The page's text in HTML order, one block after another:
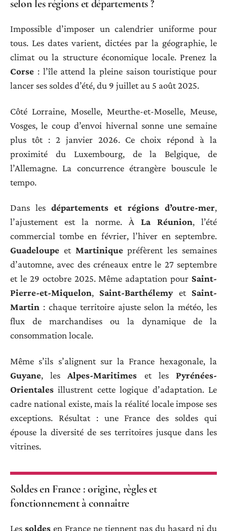
selon les régions et départements ?
Impossible d’imposer un calendrier uniforme pour
tous. Les dates varient, dictées par la géographie, le
climat ou la structure économique locale. Prenez la
Corse : l’île attend la pleine saison touristique pour
lancer ses soldes d’été, du 9 juillet au 5 août 2025.
Côté Lorraine, Moselle, Meurthe-et-Moselle, Meuse,
Vosges, le coup d’envoi hivernal sonne une semaine
plus tôt : 2 janvier 2026. Ce choix répond à la
proximité du Luxembourg, de la Belgique, de
l’Allemagne. La concurrence étrangère bouscule le
tempo.
Dans les départements et régions d’outre-mer,
l’ajustement est la norme. À La Réunion, l’été
commercial tombe en février, l’hiver en septembre.
Guadeloupe et Martiniquepréfèrent les semaines
d’automne, avec des créneaux entre le 27 septembre
et le 29 octobre 2025. Même adaptation pour Saint-
Pierre-et-Miquelon, Saint-Barthélemyet Saint-
Martin : chaque territoire ajuste selon la météo, les
flux de marchandises ou la dynamique de la
consommation locale.
Même s’ils s’alignent sur la France hexagonale, la
Guyane, lesAlpes-Maritimes et lesPyrénées-
Orientales illustrent cette logique d’adaptation. Le
cadre national existe, mais la réalité locale impose ses
exceptions. Résultat : une France des soldes qui
épouse la diversité de ses territoires jusque dans les
vitrines.
Soldes en France : origine, règles et
fonctionnement à connaître
Les soldes en France ne tiennent pas du hasard ni du